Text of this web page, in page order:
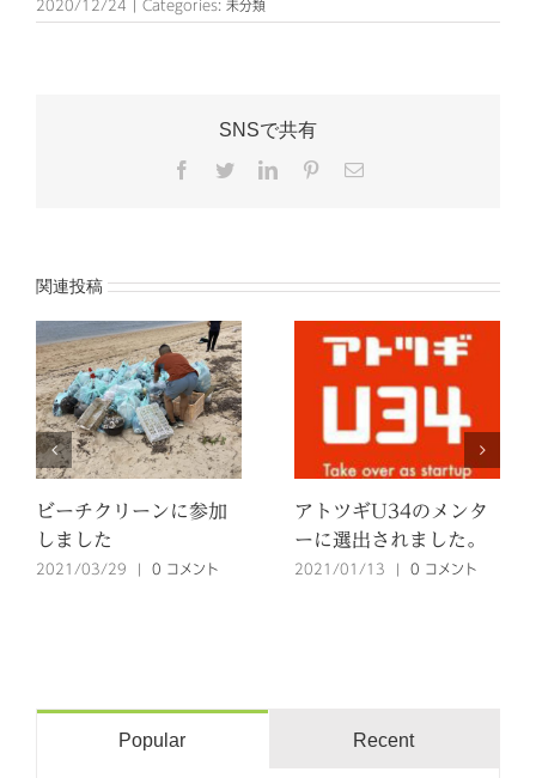
2020/12/24 | Categories: 未分類
SNSで共有
Facebook
TwitterLinkedInPinterest
電
関連投稿
ビーチクリーンに参加
しました
2021/03/29 | 0 コメント
アトツギU34のメンタ
ーに選出されました。
2021/01/13 | 0 コメント
Popular Recent